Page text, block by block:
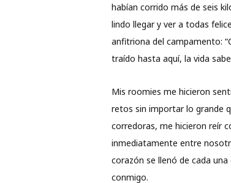
habían corrido más de seis
lindo llegar y ver a todas
anfitriona del campamento:
traído hasta aquí, la vida
Mis roomies me hicieron
retos sin importar lo grande
corredoras, me hicieron reír
inmediatamente entre
corazón se llenó de cada
conmigo.